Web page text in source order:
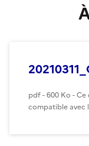
pdf - 600 Ko -
compatible avec